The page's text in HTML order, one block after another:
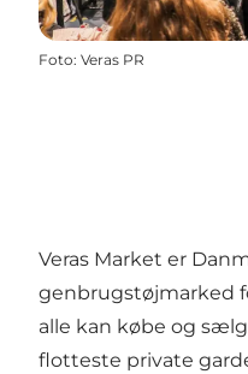
Foto: Veras PR
Veras Market er
genbrugstøjmarked
alle kan købe og
flotteste private